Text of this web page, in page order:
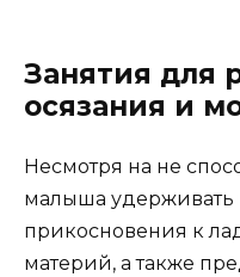
Занятия для
осязания и
Несмотря на не
малыша удерживать
прикосновения к
материй, а также